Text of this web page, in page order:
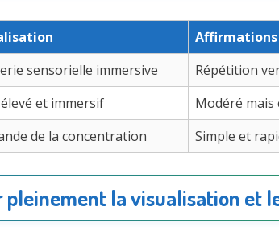
sensorielle immersive
Répétition
et immersif
Modéré
de la concentration Simple et
la visualisation et